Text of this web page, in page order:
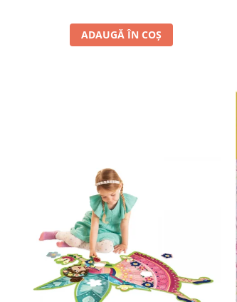
ADAUGĂ ÎN COȘ